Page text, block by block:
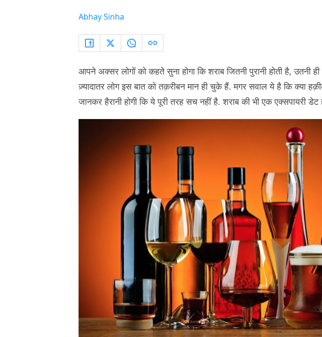
Abhay Sinha
आपने अक्सर लोगों को कहते सुना होगा कि शराब जितनी पुरानी होती है, उतनी ही
ज़्यादातर लोग इस बात को तक़रीबन मान ही चुके हैं. मगर सवाल ये है कि क्या
जानकर हैरानी होगी कि ये पूरी तरह सच नहीं है. शराब की भी एक एक्सपायरी डेट